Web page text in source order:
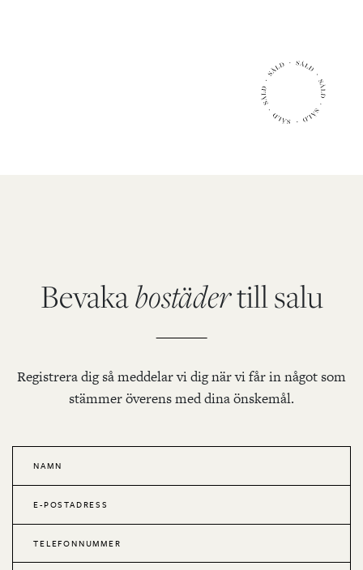
Bevakabostädertill salu
Registrera dig så meddelar vi dig när vi får in något som
stämmer överens med dina önskemål.